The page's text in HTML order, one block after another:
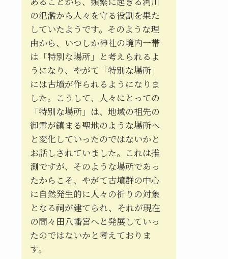
の氾濫から人々を守る役割を果た
していたようです。そのような理
由から、いつしか神社の境内一帯
は「特別な場所」と考えられるよ
うになり、やがて「特別な場所」
には古墳が作られるようになりま
した。こうして、人々にとっての
「特別な場所」は、地域の祖先の
御霊が鎮まる聖地のような場所へ
と変化していったのではないかと
お話しされていました。これは推
測ですが、そのような場所であっ
たからこそ、やがて古墳群の中心
に自然発生的に人々の祈りの対象
となる祠が建てられ、それが現在
の間々田八幡宮へと発展していっ
たのではないかと考えておりま
す。